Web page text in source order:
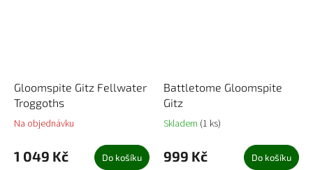
Gloomspite Gitz Fellwater
Troggoths
Na objednávku
1 049 Kč Do košíku
Battletome Gloomspite
Gitz
Skladem (1 ks)
999 Kč Do košíku